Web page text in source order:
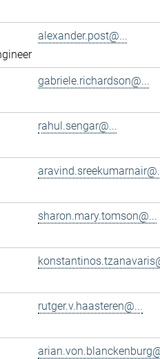
alexander.post@...
gabriele.richardson@...
rahul.sengar@...
sharon.mary.tomson@...
rutger.v.haasteren@...